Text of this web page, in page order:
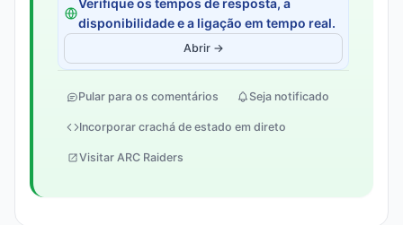
Verifique os tempos de resposta, a
disponibilidade e a ligação em tempo real.
Abrir →
Pular para os comentários Seja notificado
Incorporar crachá de estado em direto
Visitar ARC Raiders